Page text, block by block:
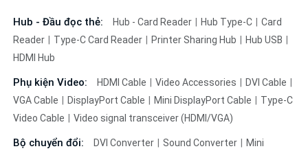
Hub - Đầu đọc thẻ: Hub - Card Reader Hub Type-C
Card
Reader
Type-C Card Reader Printer Sharing Hub
Hub USB
HDMI Hub
Phụ kiện Video: HDMI Cable Video Accessories
DVI Cable
VGA Cable
DisplayPort Cable Mini DisplayPort Cable
Type-C
Video Cable
Video signal transceiver (HDMI/VGA)
Bộ chuyển đổi: DVI Converter Sound Converter
Mini